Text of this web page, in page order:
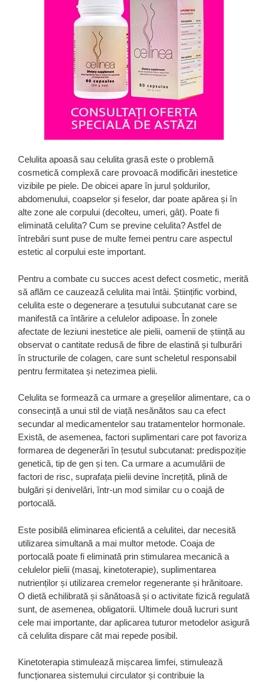
Celulita apoasă sau celulita grasă este o problemă
cosmetică complexă care provoacă modificări inestetice
vizibile pe piele. De obicei apare în jurul șoldurilor,
abdomenului, coapselor și feselor, dar poate apărea și în
alte zone ale corpului (decolteu, umeri, gât). Poate fi
eliminată celulita? Cum se previne celulita? Astfel de
întrebări sunt puse de multe femei pentru care aspectul
estetic al corpului este important.
Pentru a combate cu succes acest defect cosmetic, merită
să aflăm ce cauzează celulita mai întâi. Științific vorbind,
celulita este o degenerare a țesutului subcutanat care se
manifestă ca întărire a celulelor adipoase. În zonele
afectate de leziuni inestetice ale pielii, oamenii de știință au
observat o cantitate redusă de fibre de elastină și tulburări
în structurile de colagen, care sunt scheletul responsabil
pentru fermitatea și netezimea pielii.
Celulita se formează ca urmare a greșelilor alimentare, ca o
consecință a unui stil de viață nesănătos sau ca efect
secundar al medicamentelor sau tratamentelor hormonale.
Există, de asemenea, factori suplimentari care pot favoriza
formarea de degenerări în țesutul subcutanat: predispoziție
genetică, tip de gen și ten. Ca urmare a acumulării de
factori de risc, suprafața pielii devine încrețită, plină de
bulgări și denivelări, într-un mod similar cu o coajă de
portocală.
Este posibilă eliminarea eficientă a celulitei, dar necesită
utilizarea simultană a mai multor metode. Coaja de
portocală poate fi eliminată prin stimularea mecanică a
celulelor pielii (masaj, kinetoterapie), suplimentarea
nutrienților și utilizarea cremelor regenerante și hrănitoare.
O dietă echilibrată și sănătoasă și o activitate fizică regulată
sunt, de asemenea, obligatorii. Ultimele două lucruri sunt
cele mai importante, dar aplicarea tuturor metodelor asigură
că celulita dispare cât mai repede posibil.
Kinetoterapia stimulează mișcarea limfei, stimulează
funcționarea sistemului circulator și contribuie la